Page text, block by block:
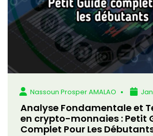
Nassoun Prosper AMALAO
Analyse Fondamentale et
en crypto-monnaies : Petit
Complet Pour Les